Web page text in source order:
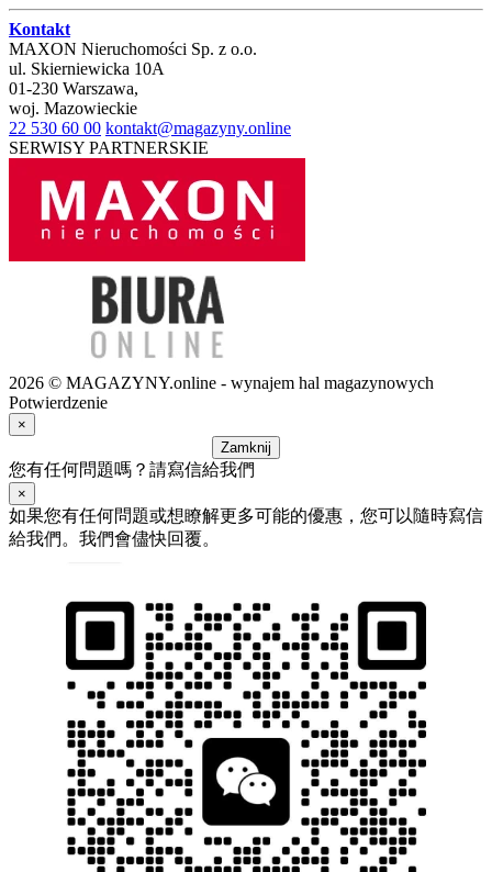
Kontakt
MAXON Nieruchomości Sp. z o.o.
ul. Skierniewicka 10A
01-230 Warszawa,
woj. Mazowieckie
22 530 60 00 kontakt@magazyny.online
SERWISY PARTNERSKIE
2026 © MAGAZYNY.online - wynajem hal magazynowych
Potwierdzenie
×
Zamknij
您有任何問題嗎？請寫信給我們
×
如果您有任何問題或想瞭解更多可能的優惠，您可以隨時寫信
給我們。我們會儘快回覆。